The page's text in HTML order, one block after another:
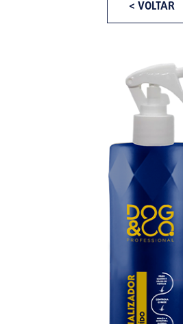
< VOLTAR